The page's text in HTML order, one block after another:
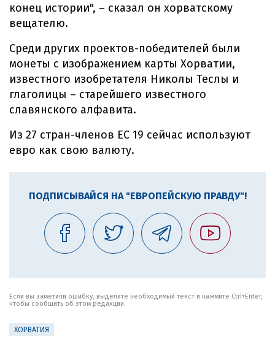
конец истории", – сказал он хорватскому
вещателю.
Среди других проектов-победителей были
монеты с изображением карты Хорватии,
известного изобретателя Николы Теслы и
глаголицы – старейшего известного
славянского алфавита.
Из 27 стран-членов ЕС 19 сейчас используют
евро как свою валюту.
ПОДПИСЫВАЙСЯ НА "ЕВРОПЕЙСКУЮ ПРАВДУ"!
Если вы заметили ошибку, выделите необходимый текст и нажмите Ctrl+Enter,
чтобы сообщить об этом редакции.
ХОРВАТИЯ